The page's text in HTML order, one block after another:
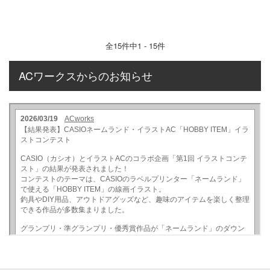
全15件中1 - 15件
ACワークスからのお知らせ